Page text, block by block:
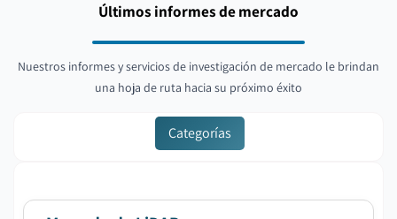
Últimos informes de mercado
Nuestros informes y servicios de investigación de mercado le brindan
una hoja de ruta hacia su próximo éxito
Categorías